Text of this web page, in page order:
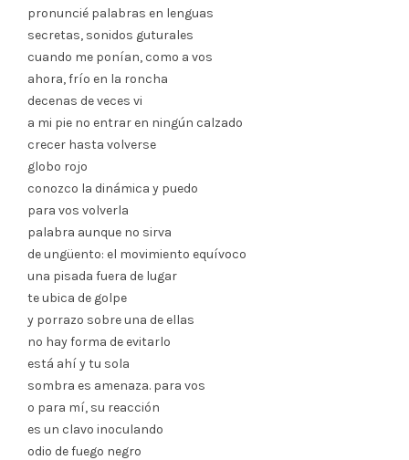
pronuncié palabras en lenguas
secretas, sonidos guturales
cuando me ponían, como a vos
ahora, frío en la roncha
decenas de veces vi
a mi pie no entrar en ningún calzado
crecer hasta volverse
globo rojo
conozco la dinámica y puedo
para vos volverla
palabra aunque no sirva
de ungüento: el movimiento equívoco
una pisada fuera de lugar
te ubica de golpe
y porrazo sobre una de ellas
no hay forma de evitarlo
está ahí y tu sola
sombra es amenaza. para vos
o para mí, su reacción
es un clavo inoculando
odio de fuego negro